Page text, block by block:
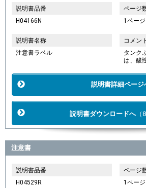
説明書品番
H04166N
ページ
1ページ
説明書名称
注意書ラベル
コメント
タンク
は、酸
説明書詳細ページ
説明書ダウンロードへ（
注意書
説明書品番
H04529R
ページ
1ページ